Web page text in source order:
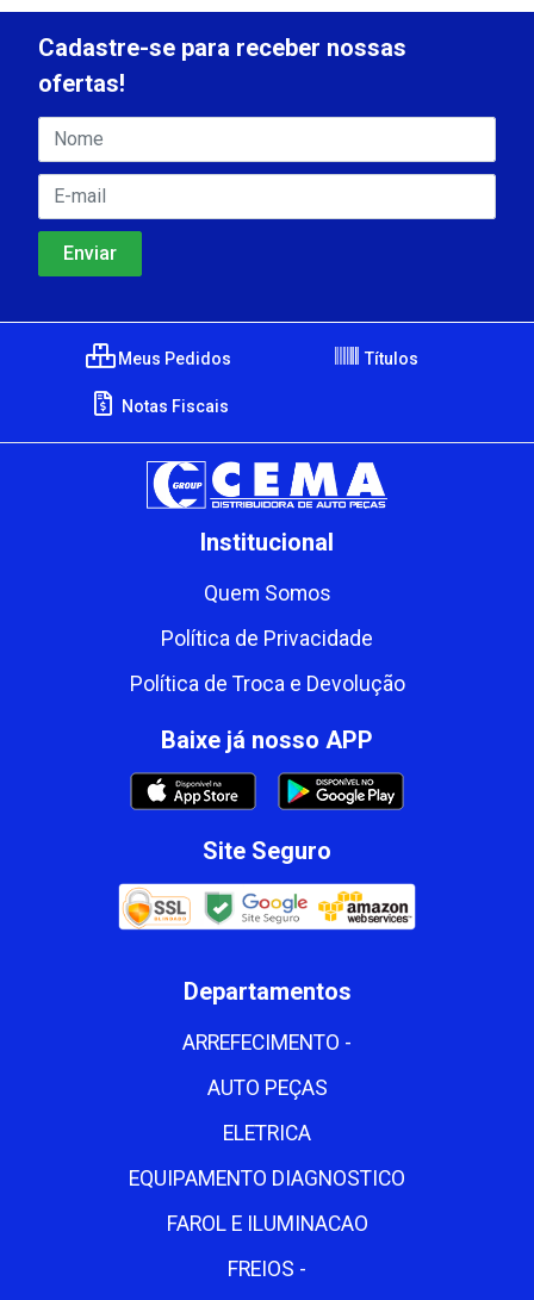
Cadastre-se para receber nossas
ofertas!
Meus Pedidos Títulos
Notas Fiscais
Institucional
Quem Somos
Política de Privacidade
Política de Troca e Devolução
Baixe já nosso APP
Site Seguro
Departamentos
ARREFECIMENTO -
AUTO PEÇAS
ELETRICA
EQUIPAMENTO DIAGNOSTICO
FAROL E ILUMINACAO
FREIOS -